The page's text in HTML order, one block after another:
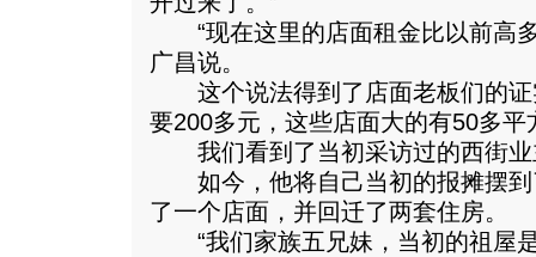
“现在这里的店面租金比以前高
广昌说。
这个说法得到了店面老板们的证
要200多元，这些店面大的有50多平
我们看到了当初采访过的西街业
如今，他将自己当初的报摊摆到
了一个店面，并回迁了两套住房。
“我们家族五兄妹，当初的祖屋